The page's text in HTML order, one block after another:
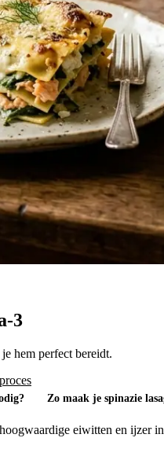
3
hem perfect bereidt.
Zo maak je spinazie
eiwitten en ijzer